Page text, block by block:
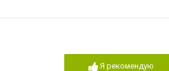
Я рекомендую